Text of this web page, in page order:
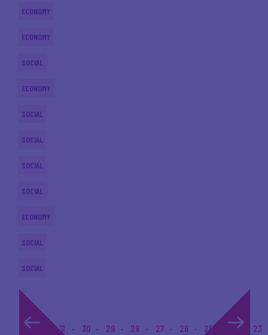
ECONOMY
ECONOMY
SOCIAL
ECONOMY
SOCIAL
SOCIAL
SOCIAL
SOCIAL
ECONOMY
SOCIAL
SOCIAL
1... 31 30 29 28 27 26 25 24 23